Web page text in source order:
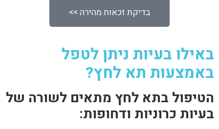
בדיקת זכאות מהירה >>
באילו בעיות ניתן לטפל
באמצעות תא לחץ?
הטיפול בתא לחץ מתאים לשורה של
בעיות כרוניות ודחופות: